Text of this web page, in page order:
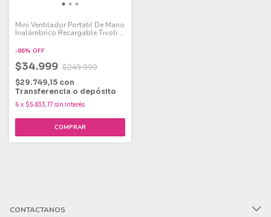
Mini Ventilador Portatil De Mano
Inalámbrico Recargable Tivoli 5
40mm
-86% OFF
$34.999 $249.999
$29.749,15 con
Transferencia o depósito
6 x $5.833,17 sin interés
CONTACTANOS